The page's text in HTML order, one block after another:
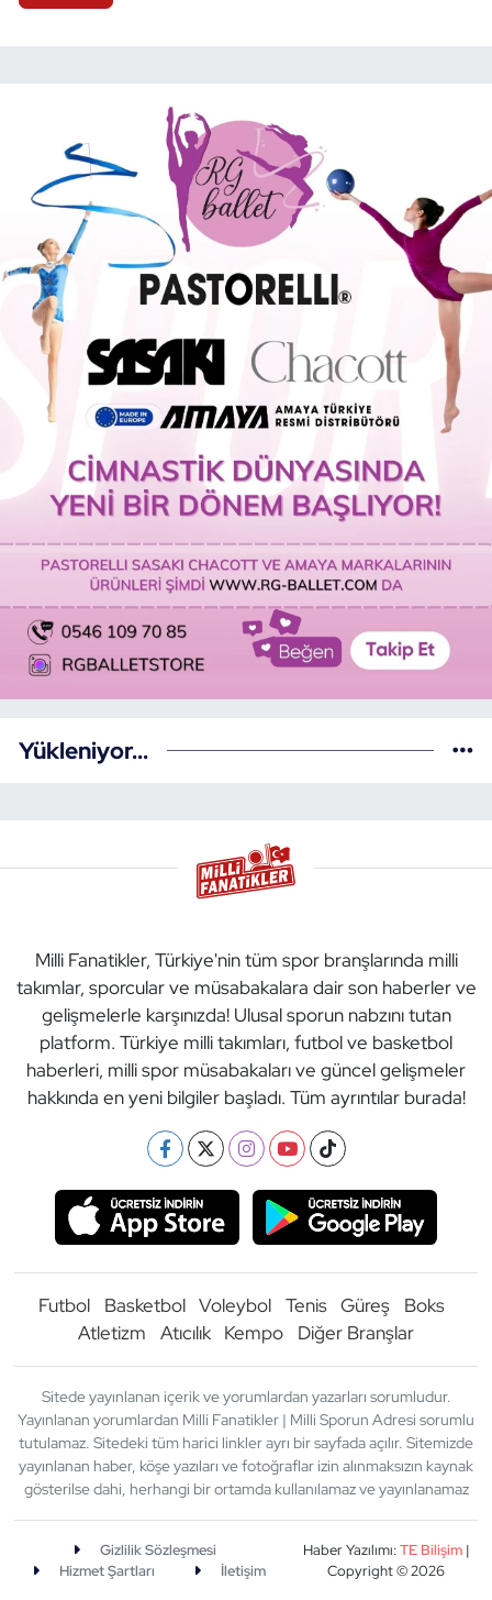
Yükleniyor...
Milli Fanatikler, Türkiye'nin tüm spor branşlarında milli
takımlar, sporcular ve müsabakalara dair son haberler ve
gelişmelerle karşınızda! Ulusal sporun nabzını tutan
platform. Türkiye milli takımları, futbol ve basketbol
haberleri, milli spor müsabakaları ve güncel gelişmeler
hakkında en yeni bilgiler başladı. Tüm ayrıntılar burada!
Futbol Basketbol Voleybol Tenis Güreş
Boks
Atletizm
Atıcılık Kempo Diğer Branşlar
Sitede yayınlanan içerik ve yorumlardan yazarları sorumludur.
Yayınlanan yorumlardan Milli Fanatikler | Milli Sporun Adresi sorumlu
tutulamaz. Sitedeki tüm harici linkler ayrı bir sayfada açılır. Sitemizde
yayınlanan haber, köşe yazıları ve fotoğraflar izin alınmaksızın kaynak
gösterilse dahi, herhangi bir ortamda kullanılamaz ve yayınlanamaz
Gizlilik Sözleşmesi
Hizmet Şartları
İletişim
Haber Yazılımı:TE Bilişim|
Copyright © 2026